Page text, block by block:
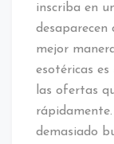
inscriba en
mejor
esotéricas
las ofertas
demasiado